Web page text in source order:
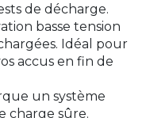
de décharge.
basse tension
Idéal pour
accus en fin de
un système
charge sûre.